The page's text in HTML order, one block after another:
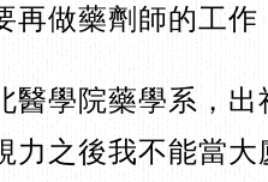
再做藥劑師的工
醫學院藥學系，
力之後我不能當